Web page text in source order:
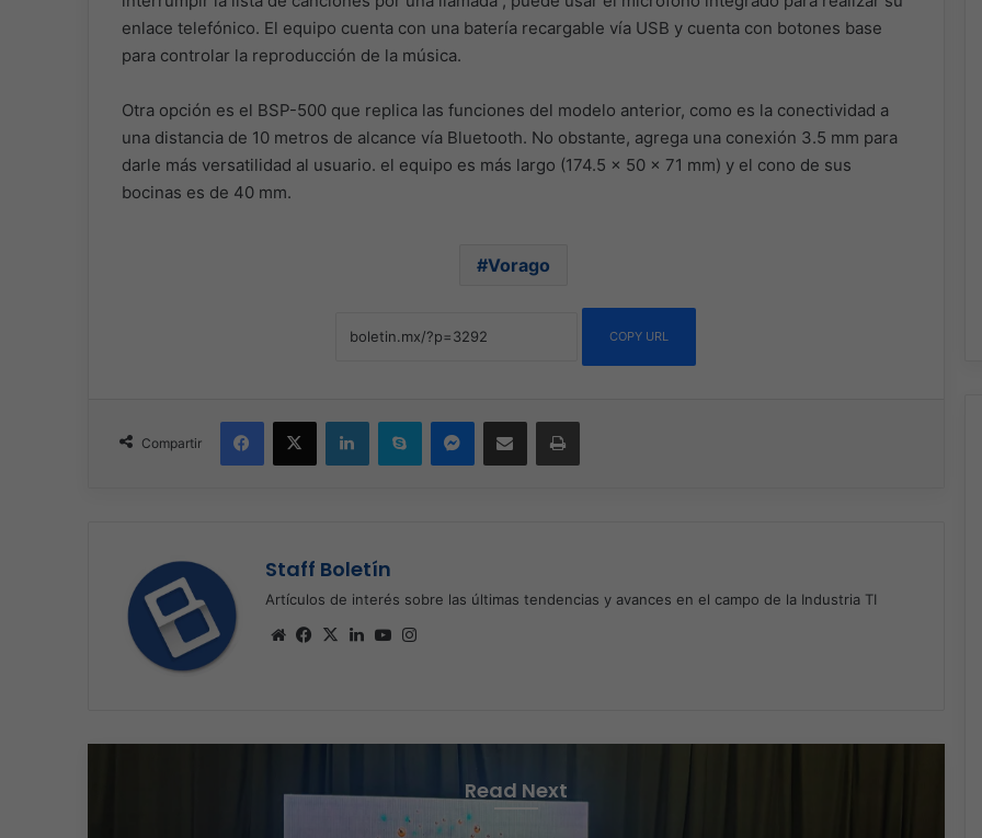
enlace telefónico. El equipo cuenta con una batería recargable vía USB y cuenta con botones base
para controlar la reproducción de la música.
Otra opción es el BSP-500 que replica las funciones del modelo anterior, como es la conectividad a
una distancia de 10 metros de alcance vía Bluetooth. No obstante, agrega una conexión 3.5 mm para
darle más versatilidad al usuario. el equipo es más largo (174.5 x 50 x 71 mm) y el cono de sus
bocinas es de 40 mm.
Vorago
COPY URL
Compartir
Facebook
X LinkedInSkype MessengerCompartir por correo electrónicoImprimir
Staff Boletín
Artículos de interés sobre las últimas tendencias y avances en el campo de la Industria TI
SitioFacebook
X LinkedInYouTube
Read Next